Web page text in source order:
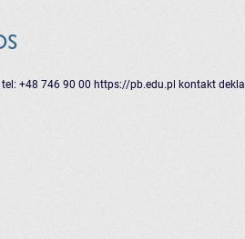
tel: +48 746 90 00 https://pb.edu.pl kontakt